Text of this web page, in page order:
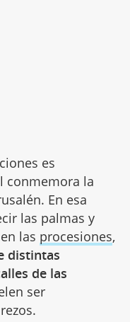
es
conmemora la
En esa
las palmas y
las procesiones,
distintas
de las
ser